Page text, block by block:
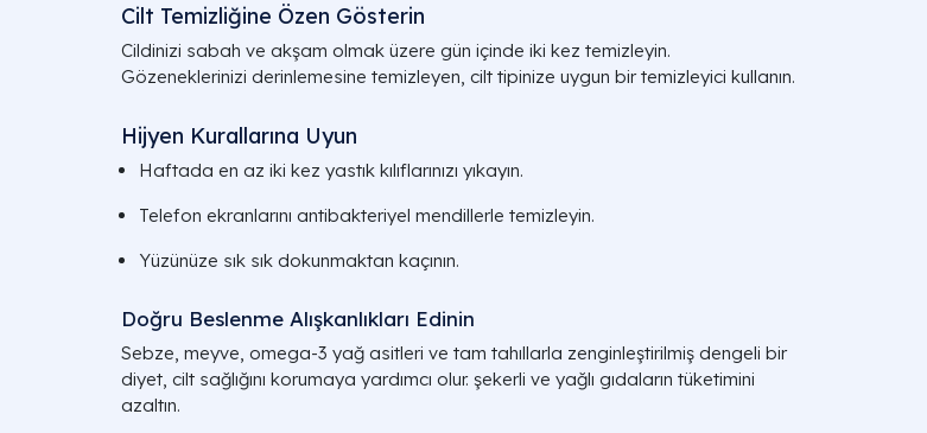
Cilt Temizliğine Özen Gösterin
Cildinizi sabah ve akşam olmak üzere gün içinde iki kez temizleyin.
Gözeneklerinizi derinlemesine temizleyen, cilt tipinize uygun bir temizleyici kullanın.
Hijyen Kurallarına Uyun
Haftada en az iki kez yastık kılıflarınızı yıkayın.
Telefon ekranlarını antibakteriyel mendillerle temizleyin.
Yüzünüze sık sık dokunmaktan kaçının.
Doğru Beslenme Alışkanlıkları Edinin
Sebze, meyve, omega-3 yağ asitleri ve tam tahıllarla zenginleştirilmiş dengeli bir
diyet, cilt sağlığını korumaya yardımcı olur. şekerli ve yağlı gıdaların tüketimini
azaltın.